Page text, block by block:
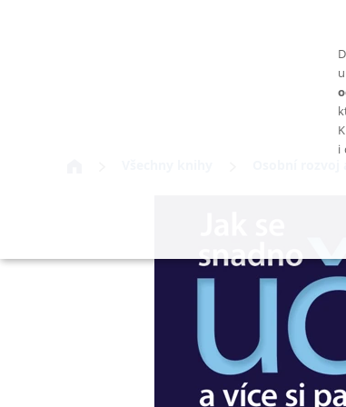
i
Nezbytně nutné soubory cookie umožňují
Provider /